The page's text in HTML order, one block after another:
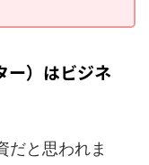
）はビジネ
だと思われま